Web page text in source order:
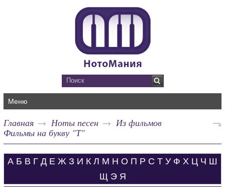
Меню
Главная Ноты песен
Из фильмов
Фильмы на букву "Т"
А Б В Г Д Е Ж З И К Л М Н О П Р С Т У Ф Х Ц Ч Ш
Щ Э Я